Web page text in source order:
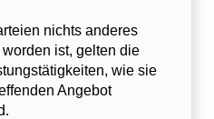
nichts anderes
ist, gelten die
wie sie
Angebot